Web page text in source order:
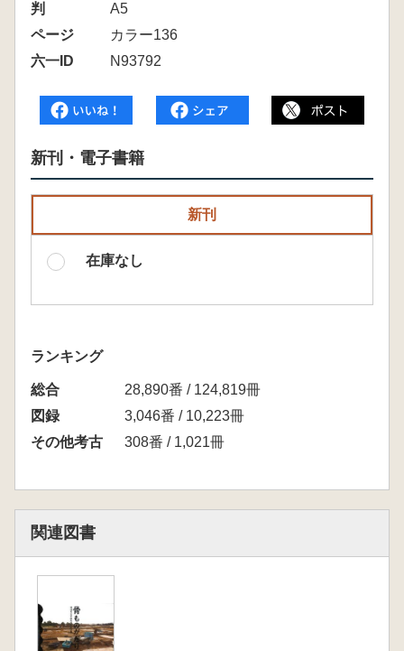
判
A5
ページ
カラー136
六一ID
N93792
新刊・電子書籍
新刊
在庫なし
ランキング
総合
28,890番 / 124,819冊
図録
3,046番 / 10,223冊
その他考古
308番 / 1,021冊
関連図書